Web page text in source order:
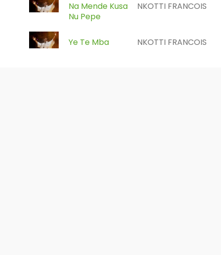
Na Mende Kusa
Nu Pepe
NKOTTI FRANCOIS
Ye Te Mba NKOTTI FRANCOIS